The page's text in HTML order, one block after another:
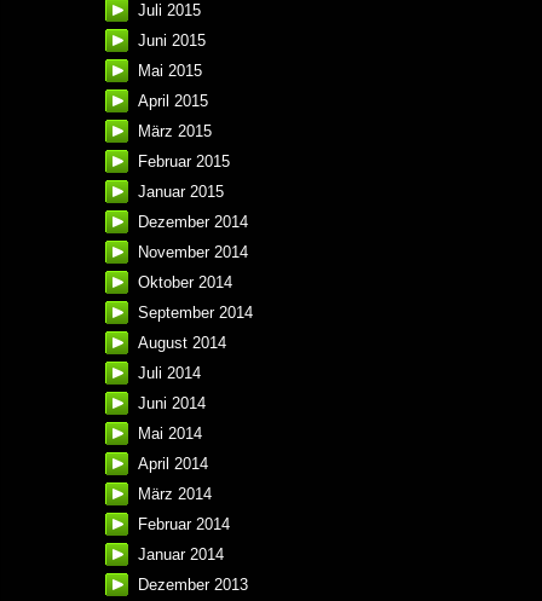
Juli 2015
Juni 2015
Mai 2015
April 2015
März 2015
Februar 2015
Januar 2015
Dezember 2014
November 2014
Oktober 2014
September 2014
August 2014
Juli 2014
Juni 2014
Mai 2014
April 2014
März 2014
Februar 2014
Januar 2014
Dezember 2013